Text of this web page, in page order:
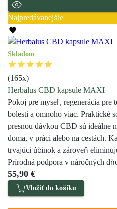
Najpredávanejšie
Skladom
(165x)
Herbalus CBD kapsule MAXI
Pokoj pre myseľ, regenerácia pre
bolesti a omnoho viac. Praktické
presnou dávkou CBD sú ideálne
doma, v práci alebo na cestách.
trvajúci účinok a zároveň
Prírodná podpora v náročných
55,90 €
Vložiť do košíku